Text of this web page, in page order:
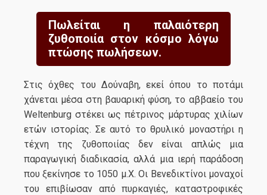
Πωλείται η παλαιότερη
ζυθοποιία στον κόσμο λόγω
πτώσης πωλήσεων.
Στις όχθες του Δούναβη, εκεί όπου το ποτάμι
χάνεται μέσα στη βαυαρική φύση, το αββαείο του
Weltenburg στέκει ως πέτρινος μάρτυρας χιλίων
ετών ιστορίας. Σε αυτό το θρυλικό μοναστήρι η
τέχνη της ζυθοποιίας δεν είναι απλώς μια
παραγωγική διαδικασία, αλλά μια ιερή παράδοση
που ξεκίνησε το 1050 μ.Χ. Οι Βενεδικτίνοι μοναχοί
του επιβίωσαν από πυρκαγιές, καταστροφικές